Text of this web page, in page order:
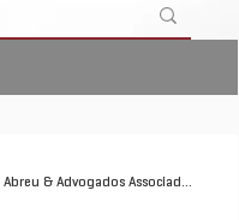
Eichenberg, Lobato, Abreu & Advogados Associados